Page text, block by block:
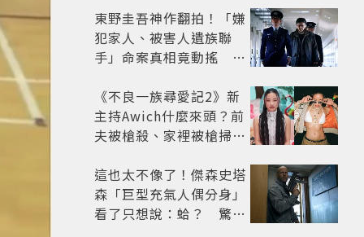
路
東野圭吾神作翻拍！「嫌
犯家人、被害人遺族聯
手」命案真相竟動搖
框架展開
《不良一族尋愛記2》新
主持Awich什麼來頭？前
夫被槍殺、家裡被槍掃射
馬！
這也太不像了！傑森史塔
森「巨型充氣人偶分身」
看了只想說：蛤？ 驚喜